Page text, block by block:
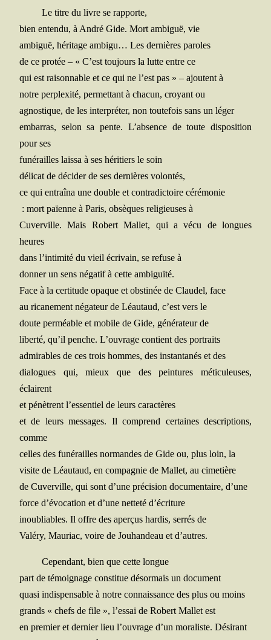
Le titre du livre se rapporte,
bien enten­du, à André Gide. Mort ambi­guë, vie
ambi­guë, héri­tage ambi­gu… Les der­nières paroles
de ce pro­tée – « C’est tou­jours la lutte entre ce
qui est rai­son­nable et ce qui ne l’est pas » – ajoutent à
notre per­plexi­té, per­met­tant à cha­cun, croyant ou
agnos­tique, de les inter­pré­ter, non tou­te­fois sans un léger
embar­ras, selon sa pente. L’absence de toute dis­po­si­tion
pour ses
funé­railles lais­sa à ses héri­tiers le soin
déli­cat de déci­der de ses der­nières volontés,
ce qui entraî­na une double et contra­dic­toire cérémonie
: mort païenne à Paris, obsèques reli­gieuses à
Cuver­ville. Mais Robert Mal­let, qui a vécu de longues
heures
dans l’intimité du vieil écri­vain, se refuse à
don­ner un sens néga­tif à cette ambiguïté.
Face à la cer­ti­tude opaque et obs­ti­née de Clau­del, face
au rica­ne­ment néga­teur de Léau­taud, c’est vers le
doute per­méable et mobile de Gide, géné­ra­teur de
liber­té, qu’il penche. L’ouvrage contient des portraits
admi­rables de ces trois hommes, des ins­tan­ta­nés et des
dia­logues qui, mieux que des pein­tures méti­cu­leuses,
éclairent
et pénètrent l’essentiel de leurs caractères
et de leurs mes­sages. Il com­prend cer­taines des­crip­tions,
comme
celles des funé­railles nor­mandes de Gide ou, plus loin, la
visite de Léau­taud, en com­pa­gnie de Mal­let, au cimetière
de Cuver­ville, qui sont d’une pré­ci­sion docu­men­taire, d’une
force d’évocation et d’une net­te­té d’écriture
inou­bliables. Il offre des aper­çus har­dis, ser­rés de
Valé­ry, Mau­riac, voire de Jou­han­deau et d’autres.
Cepen­dant, bien que cette longue
part de témoi­gnage consti­tue désor­mais un document
qua­si indis­pen­sable à notre connais­sance des plus ou moins
grands « chefs de file », l’essai de Robert Mal­let est
en pre­mier et der­nier lieu l’ouvrage d’un mora­liste. Désirant